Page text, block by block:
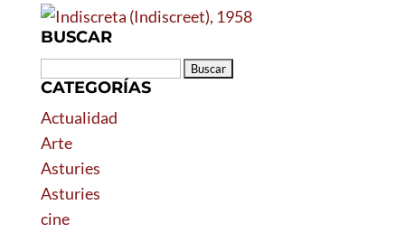
BUSCAR
Buscar:
CATEGORÍAS
Actualidad
Arte
Asturies
Asturies
cine